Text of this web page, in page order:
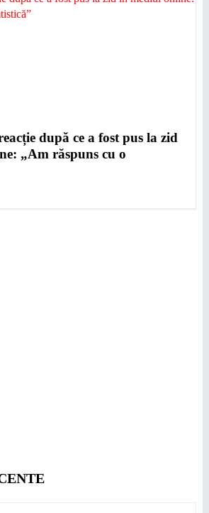
după ce a fost pus la zid
„Am răspuns cu o